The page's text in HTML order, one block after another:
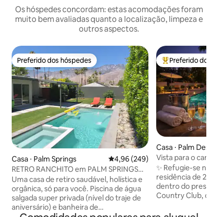
Os hóspedes concordam: estas acomodações foram
muito bem avaliadas quanto a localização, limpeza e
outros aspectos.
Preferido dos hóspedes
Preferido dos hóspedes
Casa ⋅ Palm Springs 4,96 de uma avaliação média de
4,96 (249)
RETRO RANCHITO em PALM SPRINGS
Orgânico e Holístico
Uma casa de retiro saudável, holística e
orgânica, só para você. Piscina de água
salgada super privada (nível do traje de
aniversário) e banheira de
Entre os
Preferido dos
Casa ⋅ Palm
Vista para o
boho | Piscina +
hidromassagem
✨ Refugie-se
residência de 2
dentro do
Country Club,
santuário